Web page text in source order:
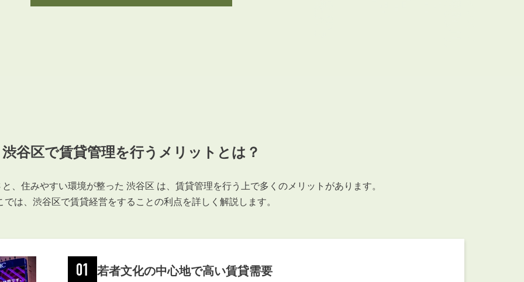
賃貸仲介会社様向け物件検索ログイン
申し込みから契約の流れ
お問い合わせ
渋谷区で賃貸管理を行うメリットとは？
、住みやすい環境が整った 渋谷区 は、賃貸管理を行う上で多くのメリットがあります。
では、渋谷区で賃貸経営をすることの利点を詳しく解説します。
01 若者文化の中心地で高い賃貸需要